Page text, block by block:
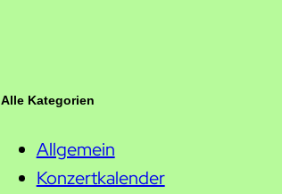
Alle Kategorien
Allgemein
Konzertkalender